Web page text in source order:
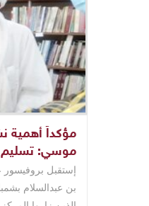
مؤكداً أهمية
موسي: تسليم
منتصف مايو
إستقبل
بن عبدالسلام